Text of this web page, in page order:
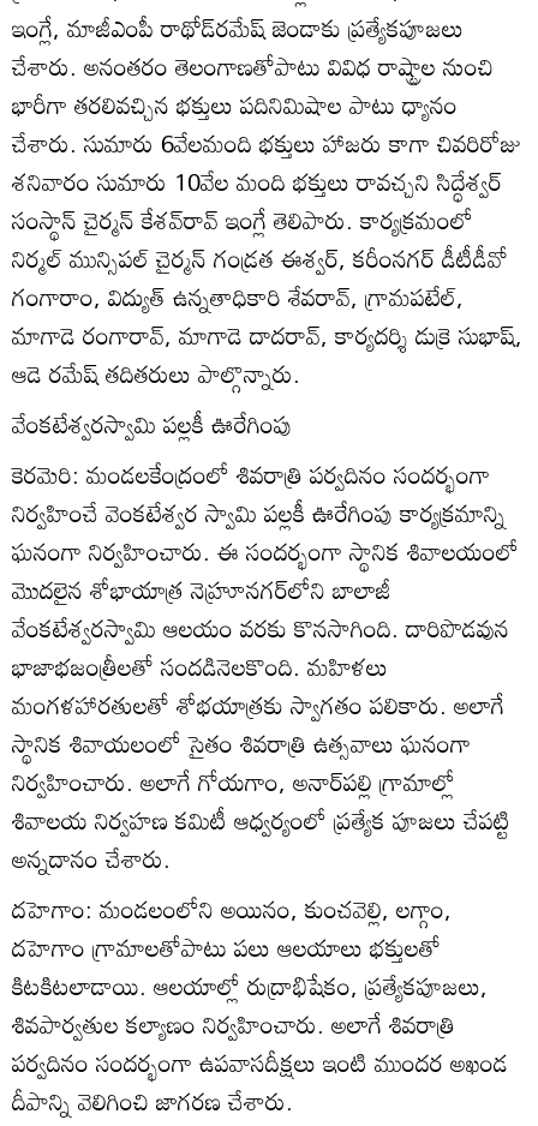
ఇంగ్లే, మాజీఎంపీ రాథోడ్‌రమేష్‌ జెండాకు ప్రత్యేకపూజలు
చేశారు. అనంతరం తెలంగాణతోపాటు వివిధ రాష్ట్రాల నుంచి
భారీగా తరలివచ్చిన భక్తులు పదినిమిషాల పాటు ధ్యానం
చేశారు. సుమారు 6వేలమంది భక్తులు హాజరు కాగా చివరిరోజు
శనివారం సుమారు 10వేల మంది భక్తులు రావచ్చని సిద్ధేశ్వర్‌
సంస్థాన్‌ చైర్మన్‌ కేశవ్‌రావ్‌ ఇంగ్లే తెలిపారు. కార్యక్రమంలో
నిర్మల్‌ మున్సిపల్‌ చైర్మన్‌ గండ్రత ఈశ్వర్‌, కరీంనగర్‌ డీటీడీవో
గంగారాం, విద్యుత్‌ ఉన్నతాధికారి శేవరావ్‌, గ్రామపటేల్‌,
మాగాడె రంగారావ్‌, మాగాడె దాదరావ్‌, కార్యదర్శి డుక్రె సుభాష్‌,
ఆడె రమేష్‌ తదితరులు పాల్గొన్నారు.
వేంకటేశ్వరస్వామి పల్లకీ ఊరేగింపు
కెరమెరి: మండలకేంద్రంలో శివరాత్రి పర్వదినం సందర్భంగా
నిర్వహించే వెంకటేశ్వర స్వామి పల్లకీ ఊరేగింపు కార్యక్రమాన్ని
ఘనంగా నిర్వహించారు. ఈ సందర్భంగా స్థానిక శివాలయంలో
మొదలైన శోభాయాత్ర నెహ్రూనగర్‌లోని బాలాజీ
వేంకటేశ్వరస్వామి ఆలయం వరకు కొనసాగింది. దారిపొడవున
భాజాభజంత్రీలతో సందడినెలకొంది. మహిళలు
మంగళహారతులతో శోభయాత్రకు స్వాగతం పలికారు. అలాగే
స్థానిక శివాయలంలో సైతం శివరాత్రి ఉత్సవాలు ఘనంగా
నిర్వహించారు. అలాగే గోయగాం, అనార్‌పల్లి గ్రామాల్లో
శివాలయ నిర్వహణ కమిటీ ఆధ్వర్యంలో ప్రత్యేక పూజలు చేపట్టి
అన్నదానం చేశారు.
దహెగాం: మండలంలోని అయినం, కుంచవెల్లి, లగ్గాం,
దహెగాం గ్రామాలతోపాటు పలు ఆలయాలు భక్తులతో
కిటకిటలాడాయి. ఆలయాల్లో రుద్రాభిషేకం, ప్రత్యేకపూజలు,
శివపార్వతుల కల్యాణం నిర్వహించారు. అలాగే శివరాత్రి
పర్వదినం సందర్భంగా ఉపవాసదీక్షలు ఇంటి ముందర అఖండ
దీపాన్ని వెలిగించి జాగరణ చేశారు.